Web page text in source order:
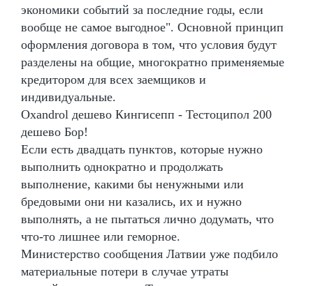
экономики событий за последние годы, если
вообще не самое выгодное". Основной принцип
оформления договора в том, что условия будут
разделены на общие, многократно применяемые
кредитором для всех заемщиков и
индивидуальные.
Oxandrol дешево Кингисепп - Тестоципол 200
дешево Бор!
Если есть двадцать пунктов, которые нужно
выполнить однократно и продолжать
выполнение, какими бы ненужными или
бредовыми они ни казались, их и нужно
выполнять, а не пытаться лично додумать, что
что-то лишнее или геморное.
Министерство сообщения Латвии уже подбило
материальные потери в случае утраты